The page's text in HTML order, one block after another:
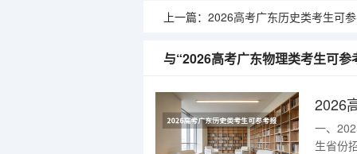
上一篇： 2026高考广东历史类考生可参考报辽宁对外经贸学
与“2026高考广东物理类考生可
一、
生省份